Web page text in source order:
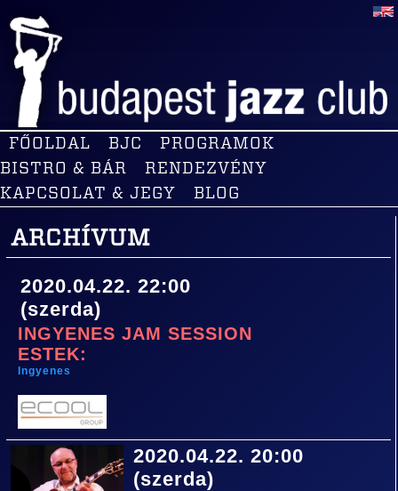
FŐOLDAL BJC
PROGRAMOK
BISTRO & BÁR
RENDEZVÉNY
KAPCSOLAT & JEGY
BLOG
ARCHÍVUM
2020.04.22. 22:00
(szerda)
INGYENES JAM SESSION
ESTEK:
Ingyenes
2020.04.22. 20:00
(szerda)